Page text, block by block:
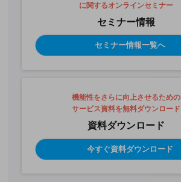
に関するオンラインセミナー
セミナー情報
セミナー情報一覧へ
機能性をさらに向上させるための
サービス資料を無料ダウンロード
資料ダウンロード
今すぐ資料ダウンロード